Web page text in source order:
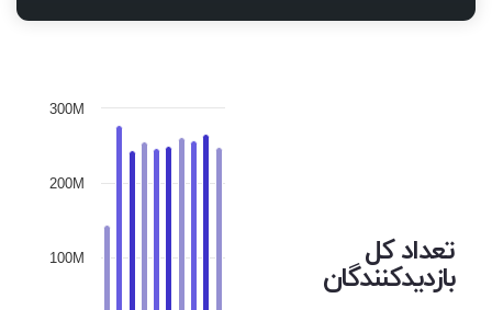
تعداد کل
بازدیدکنندگان
100M
200M
300M